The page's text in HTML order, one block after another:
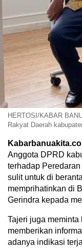
HERTOSI/KABAR
Rakyat Daerah
Anggota DPRD
terhadap
sulit untuk di
memprihatinkan di
Gerindra kepada
Tajeri juga meminta
memberikan
adanya indikasi